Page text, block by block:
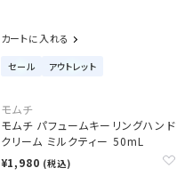
カートに入れる
セール アウトレット
モムチ
モムチ パフュームキーリングハンド
クリーム ミルクティー 50mL
¥1,980 (税込)